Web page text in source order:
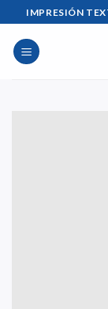
Saltar
al
contenido
IMPRESIÓN